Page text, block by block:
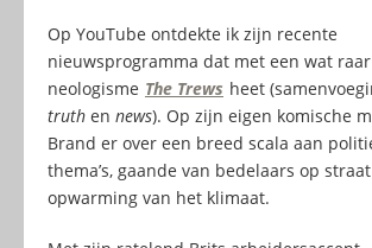
Op YouTube ontdekte ik zijn recente
nieuwsprogramma dat met een wat
neologisme The Trews heet
truth en news). Op zijn eigen komische
Brand er over een breed scala aan
thema’s, gaande van bedelaars op
opwarming van het klimaat.